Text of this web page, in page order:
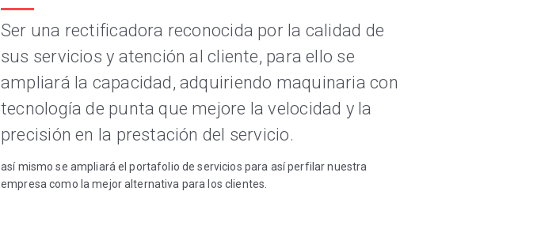
Ser una rectificadora reconocida por la calidad de
sus servicios y atención al cliente, para ello se
ampliará la capacidad, adquiriendo maquinaria con
tecnología de punta que mejore la velocidad y la
precisión en la prestación del servicio.
así mismo se ampliará el portafolio de servicios para así perfilar nuestra
empresa como la mejor alternativa para los clientes.